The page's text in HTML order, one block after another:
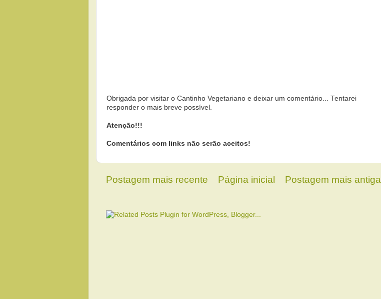
Obrigada por visitar o Cantinho Vegetariano e deixar um comentário... Tentarei
responder o mais breve possível.
Atenção!!!
Comentários com links não serão aceitos!
Postagem mais recente Postagem mais antiga
Página inicial